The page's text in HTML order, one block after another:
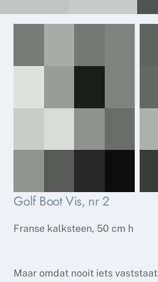
Golf Boot Vis, nr 2
Franse kalksteen, 50 cm h
Maar omdat nooit iets vaststaat